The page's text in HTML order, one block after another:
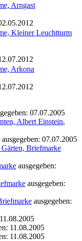
Arngast
Kleiner Leuchtturm
Arkona
07.07.2005
Albert Einstein,
ausgegeben: 07.07.2005
Gärten, Briefmarke
ausgegeben:
ausgegeben:
ausgegeben:
11.08.2005
11.08.2005